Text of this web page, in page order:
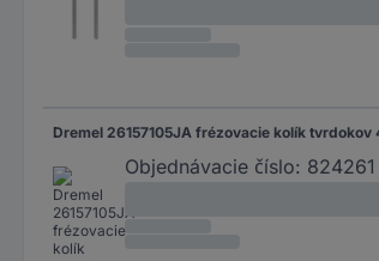
Objednávacie číslo: 824261